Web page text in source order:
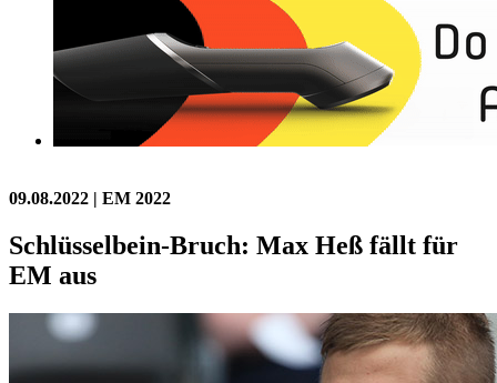
09.08.2022 | EM 2022
Schlüsselbein-Bruch: Max Heß fällt für
EM aus